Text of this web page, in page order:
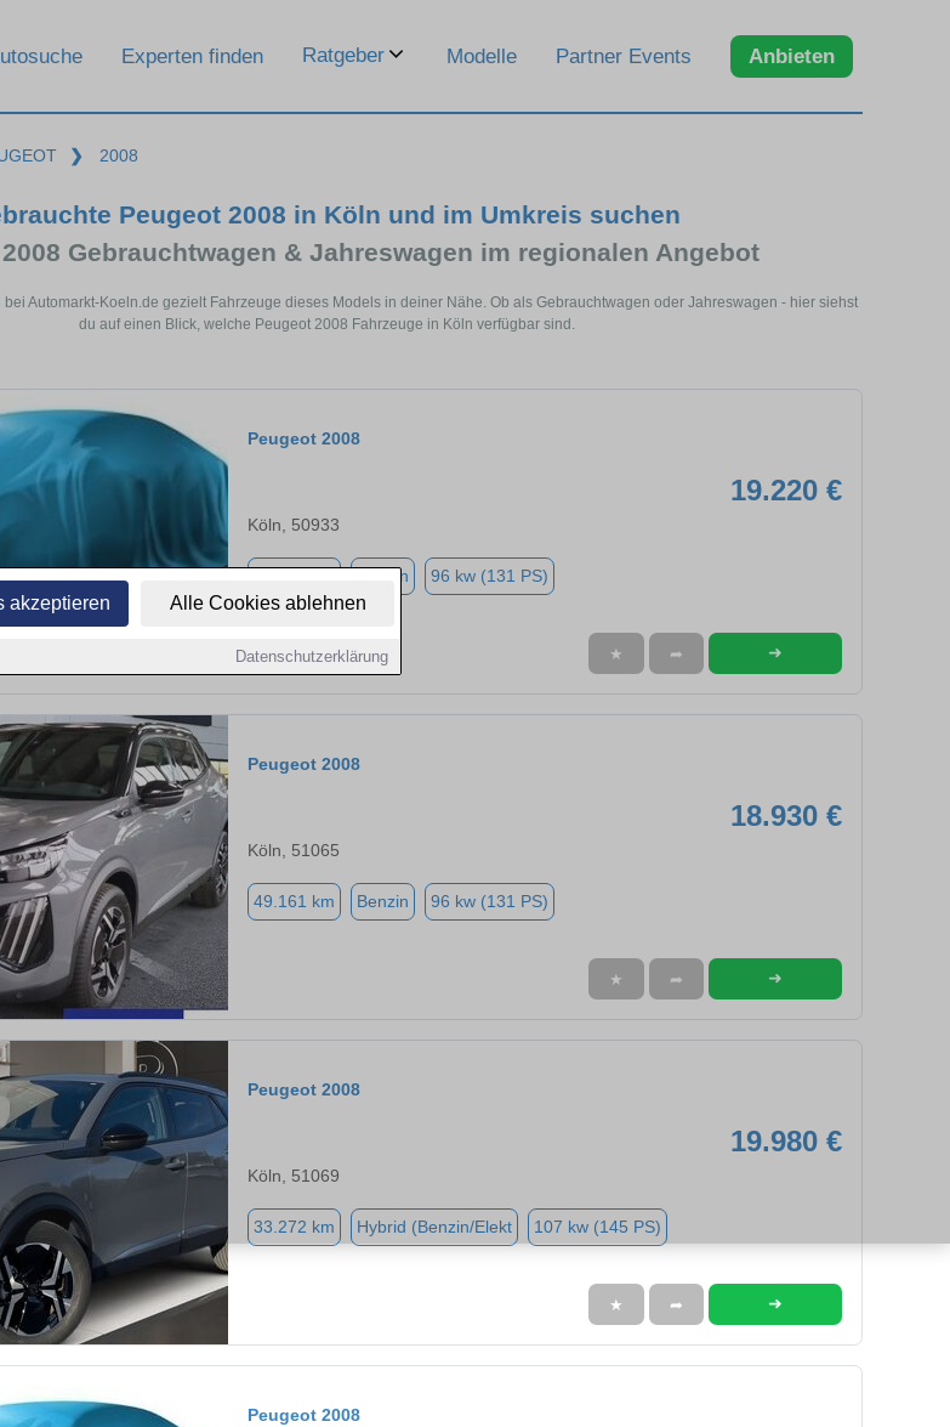
akzeptieren Alle Cookies ablehnen
Datenschutzerklärung
Experten finden Ratgeber Modelle Partner Events Anbieten
❯ 2008
Peugeot 2008 in Köln und im Umkreis suchen
Gebrauchtwagen & Jahreswagen im regionalen Angebot
Automarkt-Koeln.de gezielt Fahrzeuge dieses Models in deiner Nähe. Ob als Gebrauchtwagen oder Jahreswagen - hier siehst
du auf einen Blick, welche Peugeot 2008 Fahrzeuge in Köln verfügbar sind.
Peugeot 2008
19.220 €
Köln, 50933
Benzin 96 kw (131 PS)
★ ➦ ➜
Peugeot 2008
18.930 €
Köln, 51065
49.161 km Benzin 96 kw (131 PS)
★ ➦ ➜
Peugeot 2008
19.980 €
Köln, 51069
33.272 km Hybrid (Benzin/Elekt 107 kw (145 PS)
★ ➦ ➜
Peugeot 2008